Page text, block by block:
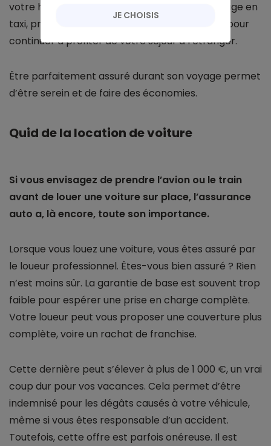
votre hébergement. Prise en charge d’un voyage en
taxi, prêt d’un véhicule, tout ceci est essentiel pour
continuer à profiter de votre séjour à l’étranger.
Être parfaitement assuré durant son voyage permet
d’être serein et de faire des économies.
Quid de la location de voiture
Si vous envisagez de prendre l’avion ou le train
avant de louer une voiture sur place, l’assurance
auto a, là encore, toute son importance.
Lorsque vous louez une voiture, vous êtes assuré par
le loueur professionnel. Êtes-vous bien assuré ? Rien
n’est moins sûr. La garantie de base est souvent trop
faible pour espérer une prise en charge complète.
Votre loueur peut vous proposer une couverture plus
complète, voire un rachat de franchise.
Cette dernière peut s’élever à plus de 1 000 €, un vrai
coup dur pour vos vacances. Cela permet d’être
indemnisé pour les dégâts causés à votre véhicule,
même si vous êtes responsable d’un accident.
Toutefois, cette offre est parfois onéreuse. Il est
JE CHOISIS